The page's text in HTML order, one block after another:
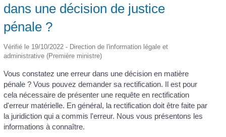
dans une décision de justice
pénale ?
Vérifié le 19/10/2022 - Direction de l'information légale et
administrative (Première ministre)
Vous constatez une erreur dans une décision en matière
pénale ? Vous pouvez demander sa rectification. Il est pour
cela nécessaire de présenter une requête en rectification
d'erreur matérielle. En général, la rectification doit être faite par
la juridiction qui a commis l'erreur. Nous vous présentons les
informations à connaître.